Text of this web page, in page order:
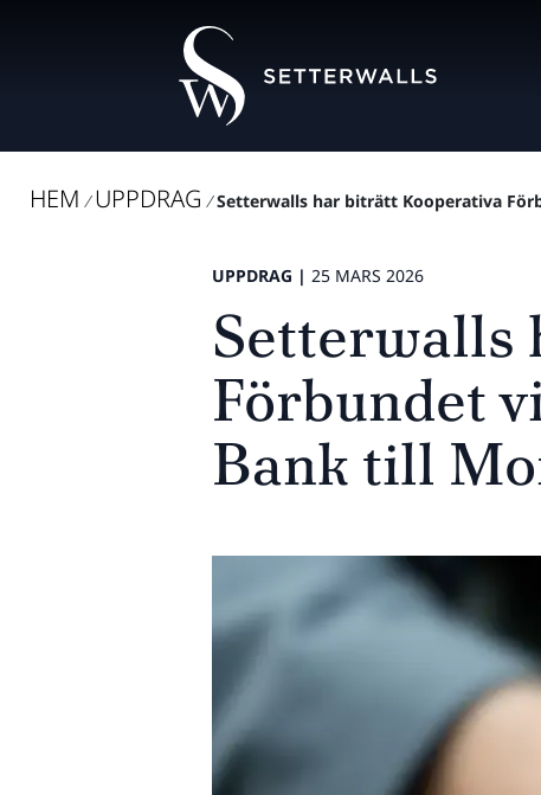
HEM / UPPDRAG / Setterwalls har biträtt Kooperativa
UPPDRAG | 25 MARS 2026
Setterwalls
Förbundet
Bank till